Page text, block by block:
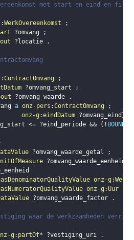
met start en eind en
:WerkOvereenkomst
;
?omvang
;
?locatie
.
:ContractOmvang
;
?omvang_start
;
?omvang_waarde
.
a onz-pers :ContractOmvang
;
onz-g :eindDatum ?omvang_eind }
<= ?eind_periode && ( ! BOUND
?omvang_waarde_getal
;
?omvang_waarde_eenheid
onz-g :Week
onz-g :Uur
?omvang_waarde_factor
.
waar de werkzaamheden
g : partOf* ?vestiging_uri
.